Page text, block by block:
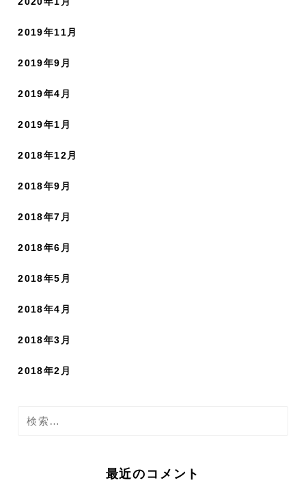
2019年11月
2019年9月
2019年4月
2019年1月
2018年12月
2018年9月
2018年7月
2018年6月
2018年5月
2018年4月
2018年3月
2018年2月
検
最近のコメント